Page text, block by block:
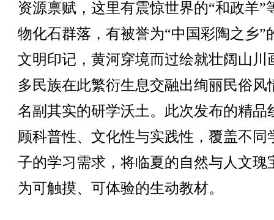
资源禀赋，这里有震惊世界的“和政羊”
物化石群落，有被誉为“中国彩陶之乡”
文明印记，黄河穿境而过绘就壮阔山川
多民族在此繁衍生息交融出绚丽民俗风
名副其实的研学沃土。此次发布的精品
顾科普性、文化性与实践性，覆盖不同
子的学习需求，将临夏的自然与人文瑰
为可触摸、可体验的生动教材。